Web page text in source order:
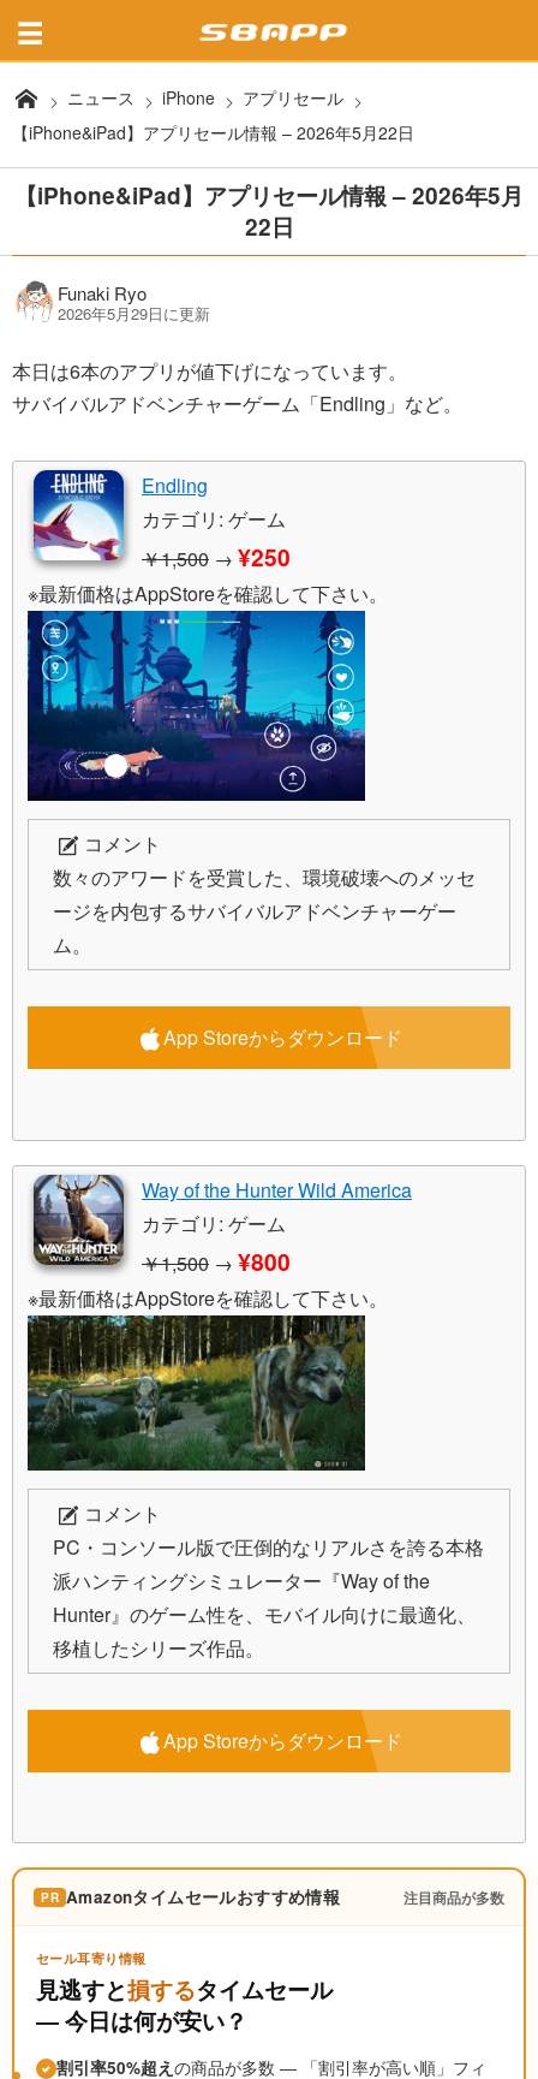
ニュース iPhone
アプリセール
【iPhone&iPad】アプリセール情報 – 2026年5月22日
【iPhone&iPad】アプリセール情報 – 2026年5月
22日
Funaki Ryo
2026年5月29日に更新
本日は6本のアプリが値下げになっています。
サバイバルアドベンチャーゲーム「Endling」など。
Endling
カテゴリ: ゲーム
￥1,500 → ¥250
※最新価格はAppStoreを確認して下さい。
コメント
数々のアワードを受賞した、環境破壊へのメッセ
ージを内包するサバイバルアドベンチャーゲー
ム。
App Storeからダウンロード
Way of the Hunter Wild America
カテゴリ: ゲーム
￥1,500 → ¥800
※最新価格はAppStoreを確認して下さい。
コメント
PC・コンソール版で圧倒的なリアルさを誇る本格
派ハンティングシミュレーター『Way of the
Hunter』のゲーム性を、モバイル向けに最適化、
移植したシリーズ作品。
App Storeからダウンロード
PR Amazonタイムセールおすすめ情報 注目商品が多数
セール耳寄り情報
見逃すと損するタイムセール
― 今日は何が安い？
割引率50%超え の商品が多数 ― 「割引率が高い順」フィ